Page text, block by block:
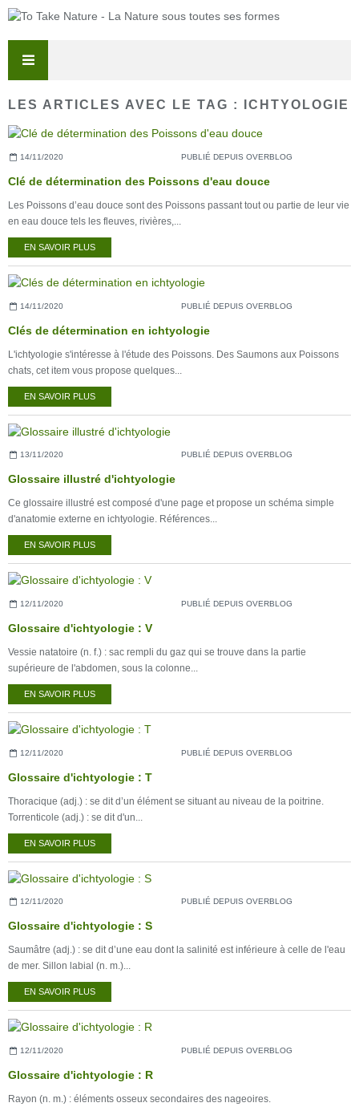
LES ARTICLES AVEC LE TAG : ICHTYOLOGIE
14/11/2020 PUBLIÉ DEPUIS OVERBLOG
Clé de détermination des Poissons d'eau douce
Les Poissons d’eau douce sont des Poissons passant tout ou partie de leur vie
en eau douce tels les fleuves, rivières,...
EN SAVOIR PLUS
14/11/2020 PUBLIÉ DEPUIS OVERBLOG
Clés de détermination en ichtyologie
L'ichtyologie s'intéresse à l'étude des Poissons. Des Saumons aux Poissons
chats, cet item vous propose quelques...
EN SAVOIR PLUS
13/11/2020 PUBLIÉ DEPUIS OVERBLOG
Glossaire illustré d'ichtyologie
Ce glossaire illustré est composé d'une page et propose un schéma simple
d'anatomie externe en ichtyologie. Références...
EN SAVOIR PLUS
12/11/2020 PUBLIÉ DEPUIS OVERBLOG
Glossaire d'ichtyologie : V
Vessie natatoire (n. f.) : sac rempli du gaz qui se trouve dans la partie
supérieure de l'abdomen, sous la colonne...
EN SAVOIR PLUS
12/11/2020 PUBLIÉ DEPUIS OVERBLOG
Glossaire d'ichtyologie : T
Thoracique (adj.) : se dit d’un élément se situant au niveau de la poitrine.
Torrenticole (adj.) : se dit d'un...
EN SAVOIR PLUS
12/11/2020 PUBLIÉ DEPUIS OVERBLOG
Glossaire d'ichtyologie : S
Saumâtre (adj.) : se dit d’une eau dont la salinité est inférieure à celle de l'eau
de mer. Sillon labial (n. m.)...
EN SAVOIR PLUS
12/11/2020 PUBLIÉ DEPUIS OVERBLOG
Glossaire d'ichtyologie : R
Rayon (n. m.) : éléments osseux secondaires des nageoires.